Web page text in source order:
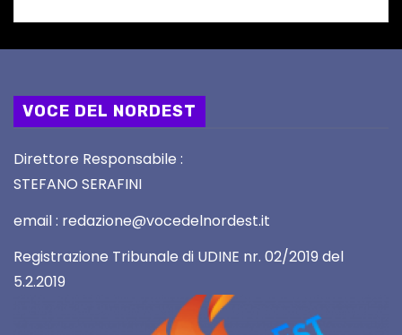
VOCE DEL NORDEST
Direttore Responsabile :
STEFANO SERAFINI
email : redazione@vocedelnordest.it
Registrazione Tribunale di UDINE nr. 02/2019 del
5.2.2019